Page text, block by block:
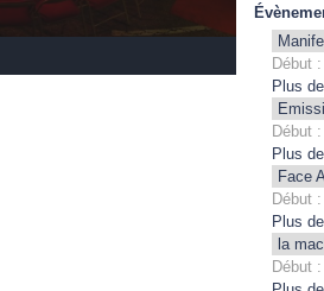
Début :
Plus
Début :
Plus
Face
Début :
Plus
la
Début :